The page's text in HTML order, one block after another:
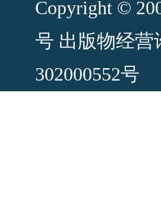
Copyright ©
号 出版物经营
302000552号